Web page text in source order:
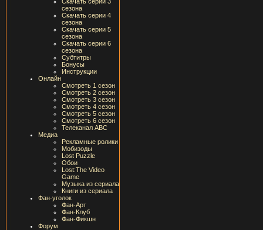
сезона
Скачать серии 4
сезона
Скачать серии 5
сезона
Скачать серии 6
сезона
Субтитры
Бонусы
Инструкции
Онлайн
Смотреть 1 сезон
Смотреть 2 сезон
Смотреть 3 сезон
Смотреть 4 сезон
Смотреть 5 сезон
Смотреть 6 сезон
Телеканал ABC
Медиа
Рекламные ролики
Мобизоды
Lost Puzzle
Обои
Lost:The Video
Game
Музыка из сериала
Книги из сериала
Фан-уголок
Фан-Арт
Фан-Клуб
Фан-Фикшн
Форум